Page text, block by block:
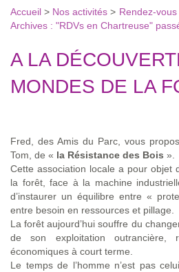
Accueil> Nos activités > Rendez-
Archives : "RDVs en Chartreuse"
A LA
MONDES DE LA
Fred, des Amis du Parc, vous
Tom, de « la Résistance des Bois ».
Cette association locale a pour objet
la forêt, face à la machine
d’instaurer un équilibre entre «
entre besoin en ressources et pillage.
La forêt aujourd’hui souffre du
de son exploitation outrancière,
économiques à court terme.
Le temps de l’homme n’est pas